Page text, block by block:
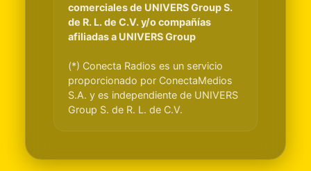
comerciales de UNIVERS Group S.
de R. L. de C.V. y/o compañías
afiliadas a UNIVERS Group
(*) Conecta Radios es un servicio
proporcionado por ConectaMedios
S.A. y es independiente de UNIVERS
Group S. de R. L. de C.V.